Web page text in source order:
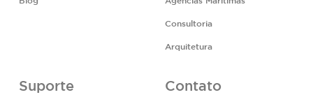
Consultoria
Arquitetura
Suporte Contato